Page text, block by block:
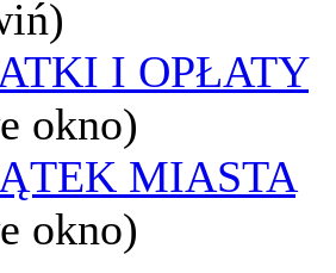
I OPŁATY
okno)
MIASTA
okno)